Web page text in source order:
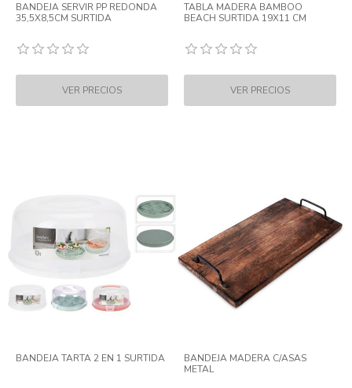
BANDEJA SERVIR PP REDONDA
35,5X8,5CM SURTIDA
TABLA MADERA BAMBOO
BEACH SURTIDA 19X11 CM
BANDEJA TARTA 2 EN 1 SURTIDA
BANDEJA MADERA C/ASAS
METAL